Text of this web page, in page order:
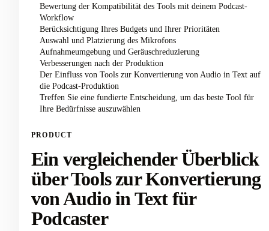
Bewertung der Kompatibilität des Tools mit deinem Podcast-
Workflow
Berücksichtigung Ihres Budgets und Ihrer Prioritäten
Auswahl und Platzierung des Mikrofons
Aufnahmeumgebung und Geräuschreduzierung
Verbesserungen nach der Produktion
Der Einfluss von Tools zur Konvertierung von Audio in Text auf
die Podcast-Produktion
Treffen Sie eine fundierte Entscheidung, um das beste Tool für
Ihre Bedürfnisse auszuwählen
PRODUCT
Ein vergleichender Überblick
über Tools zur Konvertierung
von Audio in Text für
Podcaster